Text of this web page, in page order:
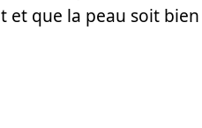
et que la peau soit bien